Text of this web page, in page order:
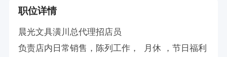
职位详情
晨光文具潢川总代理招店员
负责店内日常销售，陈列工作，  月休 ，节日福利